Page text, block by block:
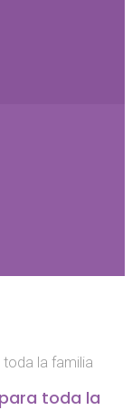
la familia
toda la